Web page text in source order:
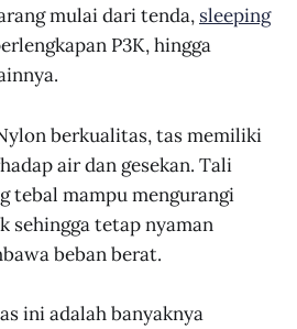
mulai dari tenda, sleeping
P3K, hingga
berkualitas, tas memiliki
air dan gesekan. Tali
tebal mampu mengurangi
sehingga tetap nyaman
beban berat.
ini adalah banyaknya